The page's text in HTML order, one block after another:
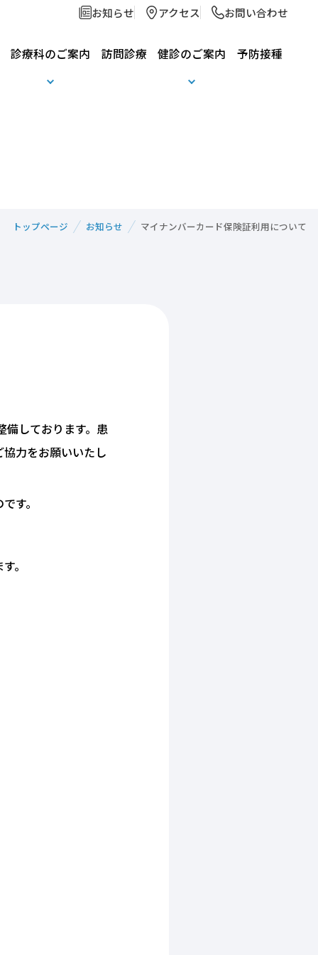
診療科のご案内 訪問診療 健診のご案内 予防接種
お知らせ アクセス お問い合わせ
トップページ お知らせ マイナンバーカード保険証利用について
備しております。患
力をお願いいたし
す。
。